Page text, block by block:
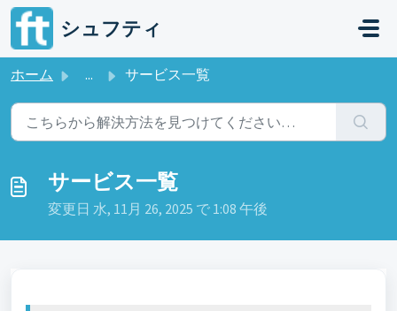
メインコンテンツに移動
シュフティ
ホーム ... サービス一覧
サービス一覧
変更日 水, 11月 26, 2025 で 1:08 午後